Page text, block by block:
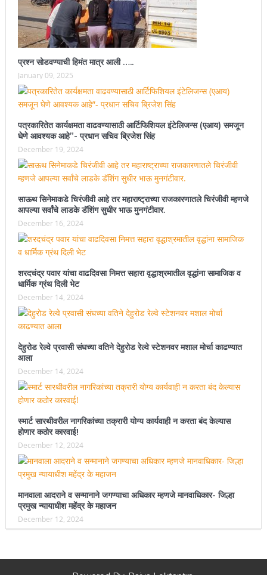
प्रश्न सोडवण्याची हिमंत मात्र आली …..
January 09, 2025
पत्रकारितेत कार्यक्षमता वाढवण्यासाठी आर्टिफिशियल इंटेलिजन्स (एआय) समजून
घेणे आवश्यक आहे”- प्रधान सचिव ब्रिजेश सिंह
December 19, 2024
साऊथ सिनेमाकडे चिरंजीवी आहे तर महाराष्ट्राच्या राजकारणातले चिरंजीवी म्हणजे
आपल्या सर्वांचे लाडके डॅशिंग सुधीर भाऊ मुनगंटीवार.
December 16, 2024
शरदचंद्र पवार यांचा वाढदिवसा निमत्त सहारा वृद्धाश्रमातील वृद्धांना सामाजिक व
धार्मिक ग्रंथ दिली भेट
December 14, 2024
देहुरोड रेल्वे प्रवासी संघच्या वतिने देहुरोड रेल्वे स्टेशनवर मशाल मोर्चा काढण्यात
आला
December 14, 2024
स्मार्ट सारथीवरील नागरिकांच्या तक्रारी योग्य कार्यवाही न करता बंद केल्यास
होणार कठोर कारवाई!
December 12, 2024
मानवाला आदराने व सन्मानाने जगण्याचा अधिकार म्हणजे मानवाधिकार- जिल्हा
प्रमुख न्यायाधीश महेंद्र के महाजन
December 12, 2024